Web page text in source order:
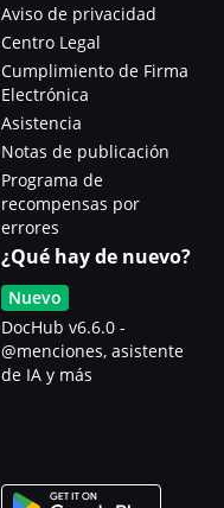
Aviso de privacidad
Centro Legal
Cumplimiento de Firma
Electrónica
Asistencia
Notas de publicación
Programa de
recompensas por
errores
¿Qué hay de nuevo?
Nuevo
DocHub v6.6.0 -
@menciones, asistente
de IA y más